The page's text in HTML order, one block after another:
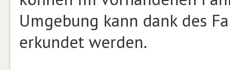
Umgebung kann dank des
erkundet werden.